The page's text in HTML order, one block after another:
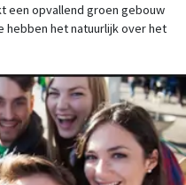
een opvallend groen gebouw
hebben het natuurlijk over het